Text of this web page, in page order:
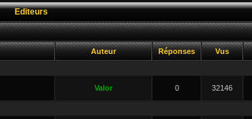
Editeurs
Auteur Réponses Vus
Valor 0 32146